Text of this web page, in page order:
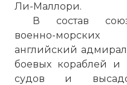
Ли-Маллори.
В состав
военно-
английский
боевых кораблей и
судов и